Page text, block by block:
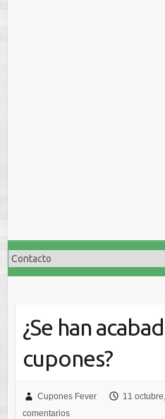
¿Se han
cupones?
Cupones Fever 11
comentarios